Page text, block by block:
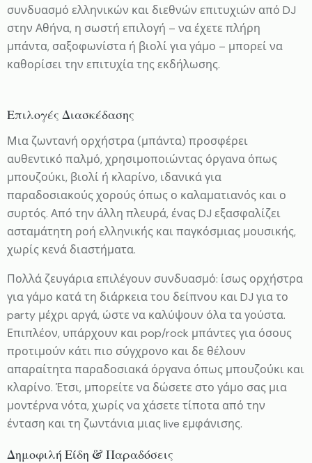
συνδυασμό ελληνικών και διεθνών επιτυχιών από DJ
στην Αθήνα, η σωστή επιλογή – να έχετε πλήρη
μπάντα, σαξοφωνίστα ή βιολί για γάμο – μπορεί να
καθορίσει την επιτυχία της εκδήλωσης.
Επιλογές Διασκέδασης
Μια ζωντανή ορχήστρα (μπάντα) προσφέρει
αυθεντικό παλμό, χρησιμοποιώντας όργανα όπως
μπουζούκι, βιολί ή κλαρίνο, ιδανικά για
παραδοσιακούς χορούς όπως ο καλαματιανός και ο
συρτός. Από την άλλη πλευρά, ένας DJ εξασφαλίζει
ασταμάτητη ροή ελληνικής και παγκόσμιας μουσικής,
χωρίς κενά διαστήματα.
Πολλά ζευγάρια επιλέγουν συνδυασμό: ίσως ορχήστρα
για γάμο κατά τη διάρκεια του δείπνου και DJ για το
party μέχρι αργά, ώστε να καλύψουν όλα τα γούστα.
Επιπλέον, υπάρχουν και pop/rock μπάντες για όσους
προτιμούν κάτι πιο σύγχρονο και δε θέλουν
απαραίτητα παραδοσιακά όργανα όπως μπουζούκι και
κλαρίνο. Έτσι, μπορείτε να δώσετε στο γάμο σας μια
μοντέρνα νότα, χωρίς να χάσετε τίποτα από την
ένταση και τη ζωντάνια μιας live εμφάνισης.
Δημοφιλή Είδη & Παραδόσεις